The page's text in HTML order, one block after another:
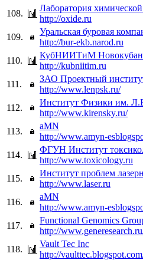
108.
Лаборатория
http://oxide.ru
109.
Уральская буровая
http://bur-ekb.narod.ru
110.
КубНИИТиМ
http://kubniitim.ru
111.
ЗАО Проектный
http://www.lenpsk.ru/
112.
Институт Физики им.
http://www.kirensky.ru/
113.
aMN
http://www.amyn-
114.
ФГУН Институт
http://www.toxicology.ru
115.
Институт проблем
http://www.laser.ru
116.
aMN
http://www.amyn-
117.
Functional Genomics
http://
118.
Vault Tec Inc
http://